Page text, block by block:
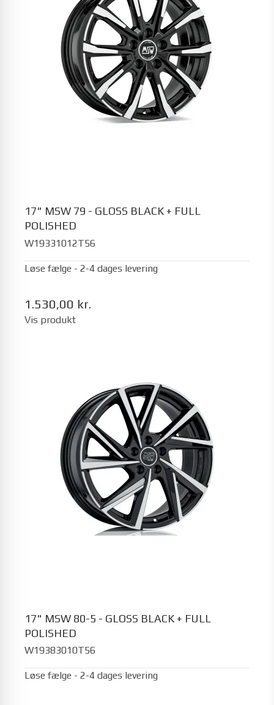
17" MSW 79 - GLOSS BLACK + FULL
POLISHED
W19331012T56
Løse fælge - 2-4 dages levering
1.530,00 kr.
Vis produkt
17" MSW 80-5 - GLOSS BLACK + FULL
POLISHED
W19383010T56
Løse fælge - 2-4 dages levering